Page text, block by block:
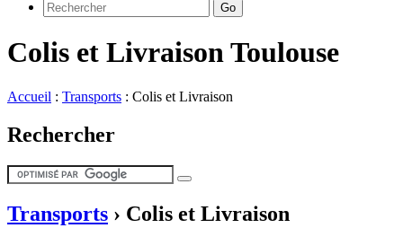
Go
Colis et Livraison Toulouse
Accueil : Transports : Colis et Livraison
Rechercher
Transports › Colis et Livraison